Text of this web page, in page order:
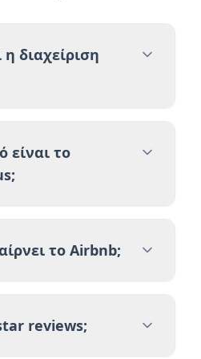
διαχείριση
είναι το
το Airbnb;
reviews;